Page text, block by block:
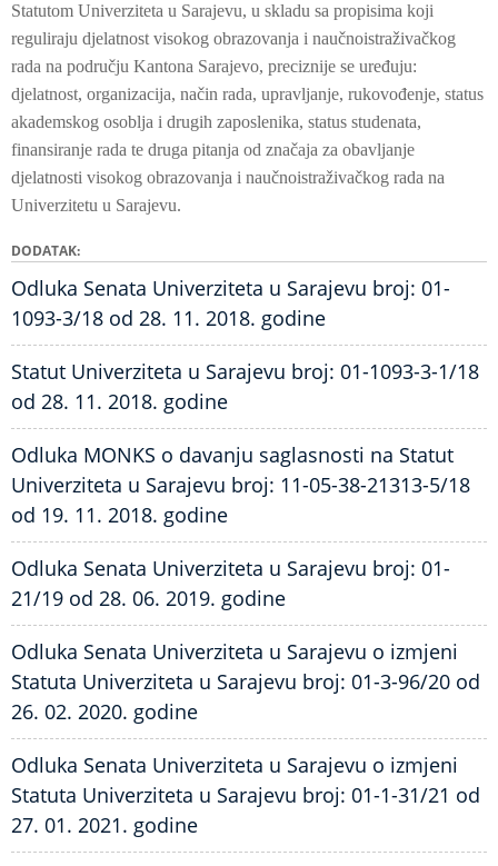
Statutom Univerziteta u Sarajevu, u skladu sa propisima koji
reguliraju djelatnost visokog obrazovanja i naučnoistraživačkog
rada na području Kantona Sarajevo, preciznije se uređuju:
djelatnost, organizacija, način rada, upravljanje, rukovođenje, status
akademskog osoblja i drugih zaposlenika, status studenata,
finansiranje rada te druga pitanja od značaja za obavljanje
djelatnosti visokog obrazovanja i naučnoistraživačkog rada na
Univerzitetu u Sarajevu.
DODATAK
Odluka Senata Univerziteta u Sarajevu broj: 01-
1093-3/18 od 28. 11. 2018. godine
Statut Univerziteta u Sarajevu broj: 01-1093-3-1/18
od 28. 11. 2018. godine
Odluka MONKS o davanju saglasnosti na Statut
Univerziteta u Sarajevu broj: 11-05-38-21313-5/18
od 19. 11. 2018. godine
Odluka Senata Univerziteta u Sarajevu broj: 01-
21/19 od 28. 06. 2019. godine
Odluka Senata Univerziteta u Sarajevu o izmjeni
Statuta Univerziteta u Sarajevu broj: 01-3-96/20 od
26. 02. 2020. godine
Odluka Senata Univerziteta u Sarajevu o izmjeni
Statuta Univerziteta u Sarajevu broj: 01-1-31/21 od
27. 01. 2021. godine